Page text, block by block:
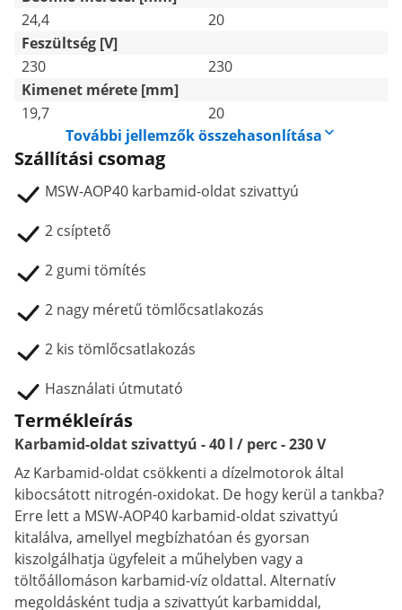
24,4
20
Feszültség [V]
230
230
Kimenet mérete [mm]
19,7
20
További jellemzők összehasonlítása
Szállítási csomag
MSW-AOP40 karbamid-oldat szivattyú
2 csíptető
2 gumi tömítés
2 nagy méretű tömlőcsatlakozás
2 kis tömlőcsatlakozás
Használati útmutató
Termékleírás
Karbamid-oldat szivattyú - 40 l / perc - 230 V
Az Karbamid-oldat csökkenti a dízelmotorok által
kibocsátott nitrogén-oxidokat. De hogy kerül a tankba?
Erre lett a MSW-AOP40 karbamid-oldat szivattyú
kitalálva, amellyel megbízhatóan és gyorsan
kiszolgálhatja ügyfeleit a műhelyben vagy a
töltőállomáson karbamid-víz oldattal. Alternatív
megoldásként tudja a szivattyút karbamiddal,